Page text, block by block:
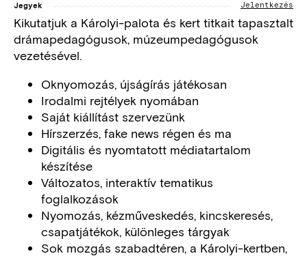
Jegyek Jelentkezés
Kikutatjuk a Károlyi-palota és kert titkait tapasztalt
drámapedagógusok, múzeumpedagógusok
vezetésével.
Oknyomozás, újságírás játékosan
Irodalmi rejtélyek nyomában
Saját kiállítást szervezünk
Hírszerzés, fake news régen és ma
Digitális és nyomtatott médiatartalom
készítése
Változatos, interaktív tematikus
foglalkozások
Nyomozás, kézműveskedés, kincskeresés,
csapatjátékok, különleges tárgyak
Sok mozgás szabadtéren, a Károlyi-kertben,